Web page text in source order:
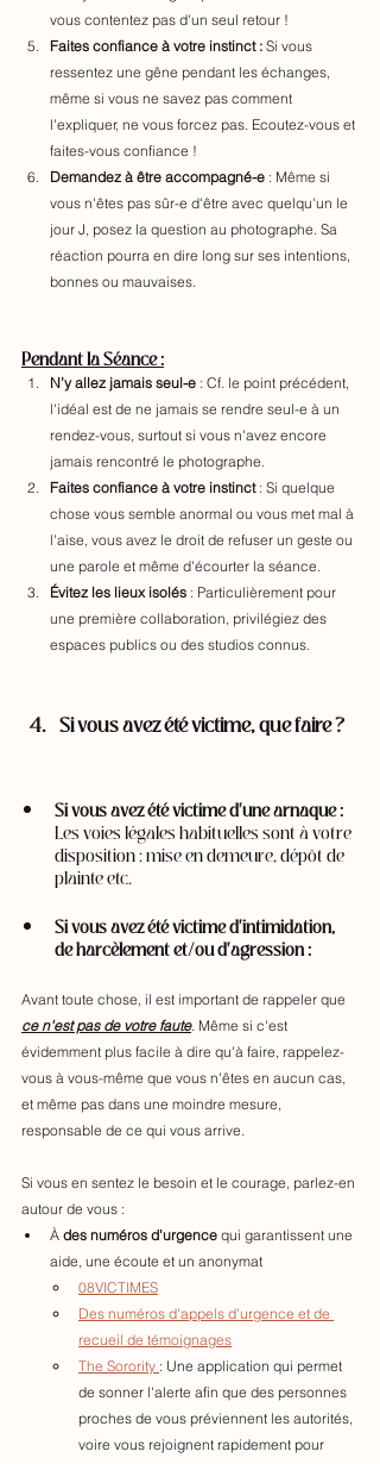
vous contentez pas d'un seul retour !
Faites confiance à votre instinct : Si vous
ressentez une gêne pendant les échanges,
même si vous ne savez pas comment
l'expliquer, ne vous forcez pas. Ecoutez-vous et
faites-vous confiance !
Demandez à être accompagné-e : Même si
vous n'êtes pas sûr-e d'être avec quelqu'un le
jour J, posez la question au photographe. Sa
réaction pourra en dire long sur ses intentions,
bonnes ou mauvaises.
Pendant la Séance :
N’y allez jamais seul-e : Cf. le point précédent,
l'idéal est de ne jamais se rendre seul-e à un
rendez-vous, surtout si vous n'avez encore
jamais rencontré le photographe.
Faites confiance à votre instinct : Si quelque
chose vous semble anormal ou vous met mal à
l'aise, vous avez le droit de refuser un geste ou
une parole et même d'écourter la séance.
Évitez les lieux isolés : Particulièrement pour
une première collaboration, privilégiez des
espaces publics ou des studios connus.
Si vous avez été victime, que faire ?
Si vous avez été victime d'une arnaque :
Les voies légales habituelles sont à votre
disposition : mise en demeure, dépôt de
plainte etc.
Si vous avez été victime d'intimidation,
de harcèlement et/ou d'agression :
Avant toute chose, il est important de rappeler que
ce n'est pas de votre faute. Même si c'est
évidemment plus facile à dire qu'à faire, rappelez-
vous à vous-même que vous n'êtes en aucun cas,
et même pas dans une moindre mesure,
responsable de ce qui vous arrive.
Si vous en sentez le besoin et le courage, parlez-en
autour de vous :
À des numéros d'urgence qui garantissent une
aide, une écoute et un anonymat
08VICTIMES
Des numéros d'appels d'urgence et de
recueil de témoignages
The Sorority : Une application qui permet
de sonner l'alerte afin que des personnes
proches de vous préviennent les autorités,
voire vous rejoignent rapidement pour